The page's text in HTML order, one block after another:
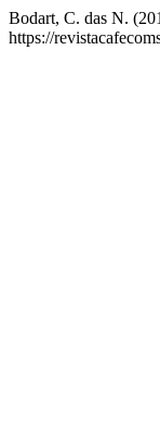
Bodart, C. das N.
https://